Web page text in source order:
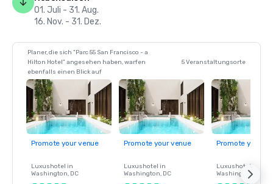
01. Juli - 31. Aug.
16. Nov. - 31. Dez.
Planer, die sich "Parc 55 San Francisco - a
Hilton Hotel" angesehen haben, warfen
ebenfalls einen Blick auf
5 Veranstaltungsorte
Promote your venue
Luxushotel in
Washington, DC
Promote your venue
Luxushotel in
Washington, DC
Promote your
Luxushotel in
Washington